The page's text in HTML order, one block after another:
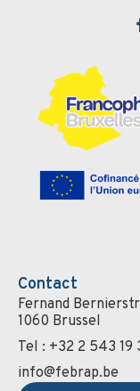
Contact
Fernand
1060 Brussel
Tel : +32 2 543 19
info@febrap.be